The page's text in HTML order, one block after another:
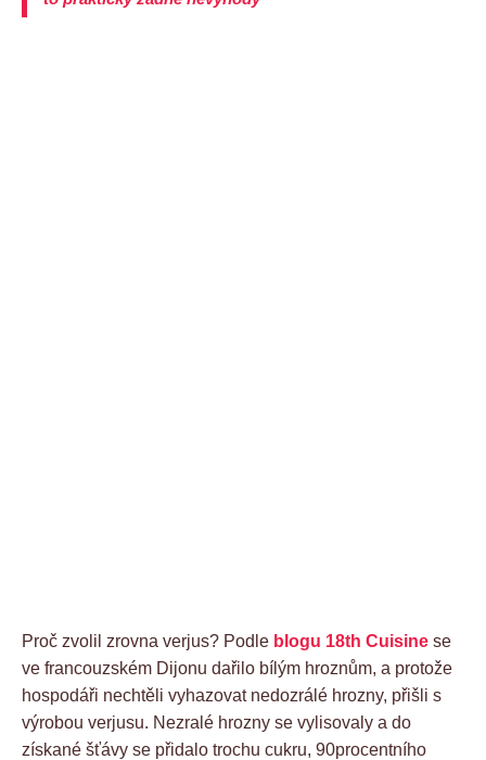
Proč zvolil zrovna verjus? Podle blogu 18th Cuisine se
ve francouzském Dijonu dařilo bílým hroznům, a protože
hospodáři nechtěli vyhazovat nedozrálé hrozny, přišli s
výrobou verjusu. Nezralé hrozny se vylisovaly a do
získané šťávy se přidalo trochu cukru, 90procentního